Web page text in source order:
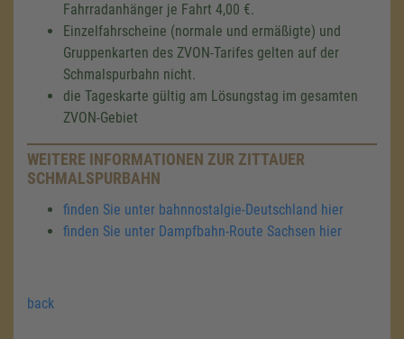
Fahrradanhänger je Fahrt 4,00 €.
Einzelfahrscheine (normale und ermäßigte) und
Gruppenkarten des ZVON-Tarifes gelten auf der
Schmalspurbahn nicht.
die Tageskarte gültig am Lösungstag im gesamten
ZVON-Gebiet
WEITERE INFORMATIONEN ZUR ZITTAUER
SCHMALSPURBAHN
finden Sie unter bahnnostalgie-Deutschland hier
finden Sie unter Dampfbahn-Route Sachsen hier
back